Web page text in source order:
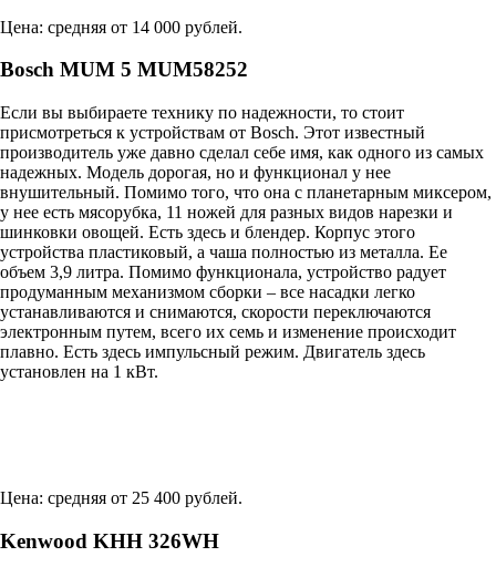
Цена: средняя от 14 000 рублей.
Bosch MUM 5 MUM58252
Если вы выбираете технику по надежности, то стоит
присмотреться к устройствам от Bosch. Этот известный
производитель уже давно сделал себе имя, как одного из самых
надежных. Модель дорогая, но и функционал у нее
внушительный. Помимо того, что она с планетарным миксером,
у нее есть мясорубка, 11 ножей для разных видов нарезки и
шинковки овощей. Есть здесь и блендер. Корпус этого
устройства пластиковый, а чаша полностью из металла. Ее
объем 3,9 литра. Помимо функционала, устройство радует
продуманным механизмом сборки – все насадки легко
устанавливаются и снимаются, скорости переключаются
электронным путем, всего их семь и изменение происходит
плавно. Есть здесь импульсный режим. Двигатель здесь
установлен на 1 кВт.
Цена: средняя от 25 400 рублей.
Kenwood KHH 326WH